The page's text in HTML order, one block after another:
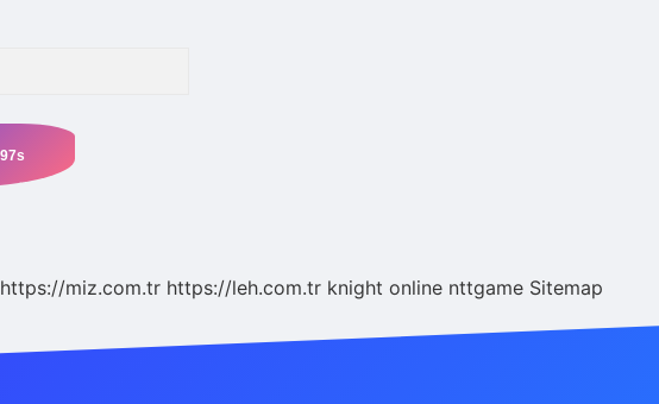
https://miz.com.tr https://leh.com.tr knight online nttgame Sitemap